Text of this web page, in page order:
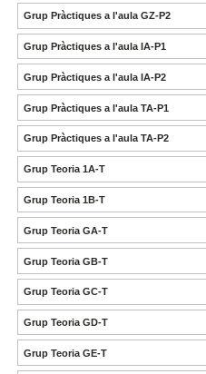
Grup Pràctiques a l'aula GZ-P2
Grup Pràctiques a l'aula IA-P1
Grup Pràctiques a l'aula IA-P2
Grup Pràctiques a l'aula TA-P1
Grup Pràctiques a l'aula TA-P2
Grup Teoria 1A-T
Grup Teoria 1B-T
Grup Teoria GA-T
Grup Teoria GB-T
Grup Teoria GC-T
Grup Teoria GD-T
Grup Teoria GE-T